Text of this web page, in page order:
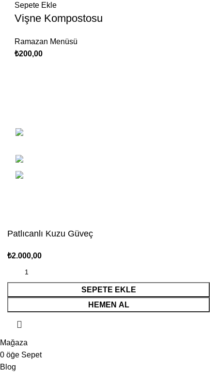
Sepete Ekle
Vişne Kompostosu
Ramazan Menüsü
₺200,00
Patlıcanlı Kuzu Güveç
₺2.000,00
SEPETE EKLE
HEMEN AL
Mağaza
0 öğe Sepet
Blog